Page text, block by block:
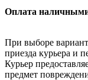
Оплата
При выборе
приезда курьера и
Курьер
предмет